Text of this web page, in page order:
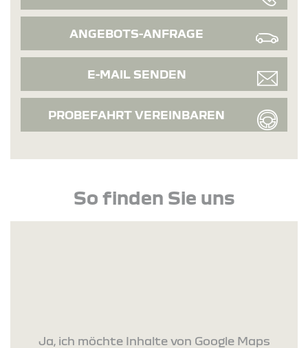
ANGEBOTS-ANFRAGE
E-MAIL SENDEN
PROBEFAHRT VEREINBAREN
So finden Sie uns
Ja, ich möchte Inhalte von Google Maps